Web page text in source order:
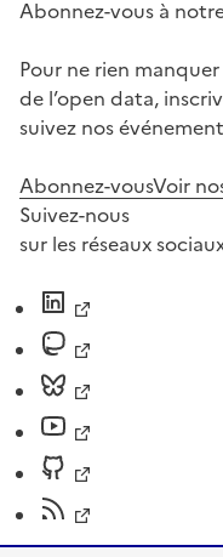
Abonnez-vous à
Pour ne rien
de l’open data,
suivez nos
Abonnez-vousVoir
Suivez-nous
sur les réseaux